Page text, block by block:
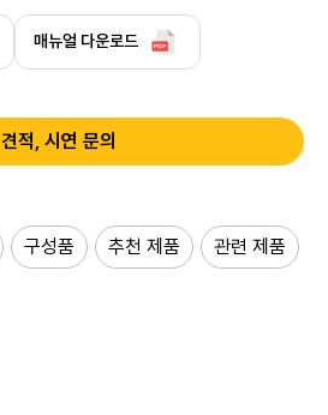
매뉴얼 다운로드
견적, 시연 문의
구성품 추천 제품 관련 제품